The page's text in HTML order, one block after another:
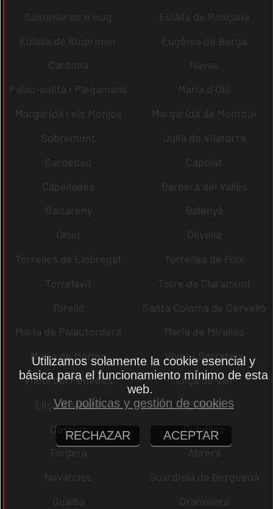
Castellar de n´Hug
Eulàlia de Ronçana
Eulàlia de Riuprimer
Eugènia de Berga
Cardona
Navas
Palau-solità i Plegamans
Maria d´Oló
Margarida i els Monjos
Margarida de Montbui
Sobremunt
Julià de Vilatorta
Cardedeu
Capolat
Capellades
Barberà del Vallès
Balsareny
Balenyà
Olost
Olivella
Torrelles de Llobregat
Torrelles de Foix
Torrelavit
Torre de Claramunt
Torelló
Santa Coloma de Cervelló
Maria de Palautordera
Maria de Miralles
Maria de Merlès
Viver i Serrateix
Vilobí del Penedès
Lliçà de Vall
Lliçà d´Amunt
El Bruc
Dosrius
Cubelles
Tordera
Abrera
Navarcles
Guardiola de Berguedà
Gualba
Granollers
Utilizamos solamente la cookie esencial y
básica para el funcionamiento mínimo de esta
web.
Ver políticas y gestión de cookies
RECHAZAR ACEPTAR